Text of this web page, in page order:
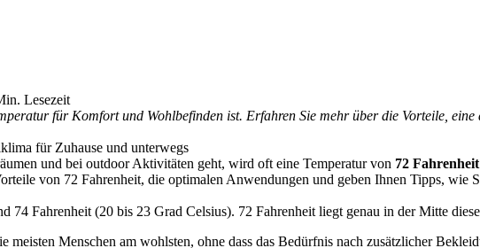
Lesezeit
für Komfort und Wohlbefinden ist. Erfahren Sie mehr über die Vorteile,
für Zuhause und unterwegs
und bei outdoor Aktivitäten geht, wird oft eine Temperatur von 72 Fahrenheit
von 72 Fahrenheit, die optimalen Anwendungen und geben Ihnen Tipps, wie
74 Fahrenheit (20 bis 23 Grad Celsius). 72 Fahrenheit liegt genau in der Mitte
meisten Menschen am wohlsten, ohne dass das Bedürfnis nach zusätzlicher